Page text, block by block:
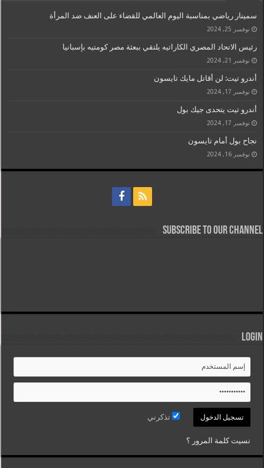
سمينار رياضي بمناسبة اليوم العالمي للقضاء على العنف ضد المرأة
نوفمبر 25, 2024
رئيس الاتحاد المصري الكاراتيه يلتقي ببعثة مصر كومتيه بإسبانيا
نوفمبر 21, 2024
أندرو تيت: لن أقاتل مايك تايسون
نوفمبر 17, 2024
أندرو تيت يتحدى جيك بول
نوفمبر 17, 2024
نجاح بول أمام تايسون
نوفمبر 16, 2024
Subscribe to our Channel
Login
تذكرني
نسيت كلمة المرور ؟